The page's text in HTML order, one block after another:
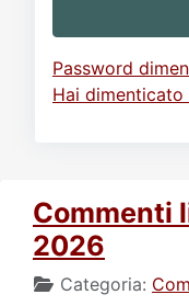
Password
Hai
Commenti
2026
Categoria: